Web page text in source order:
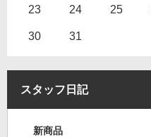
23 24 25
30 31
スタッフ日記
新商品